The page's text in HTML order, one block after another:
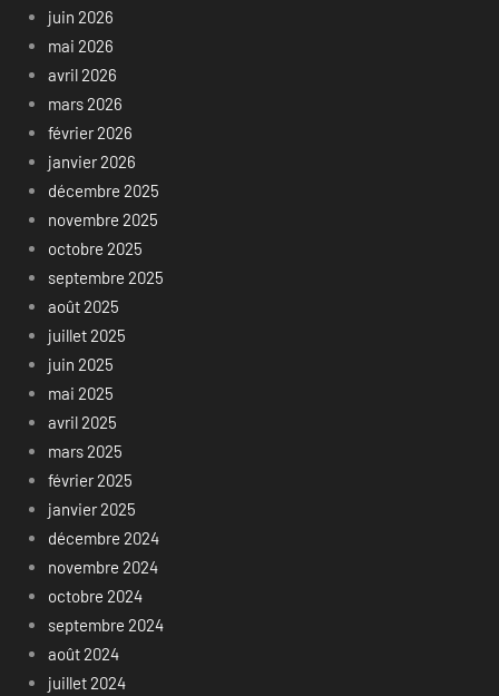
juin 2026
mai 2026
avril 2026
mars 2026
février 2026
janvier 2026
décembre 2025
novembre 2025
octobre 2025
septembre 2025
août 2025
juillet 2025
juin 2025
mai 2025
avril 2025
mars 2025
février 2025
janvier 2025
décembre 2024
novembre 2024
octobre 2024
septembre 2024
août 2024
juillet 2024